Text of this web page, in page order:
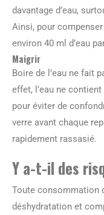
davantage d’eau,
Ainsi, pour
environ 40 ml d’eau
Maigrir
Boire de l’eau ne fait
effet, l’eau ne
pour éviter de
verre avant chaque
rapidement rassasié.
Y a-t-il des
Toute consommation
déshydratation et